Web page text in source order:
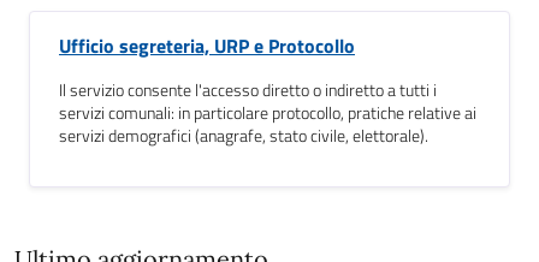
Ufficio segreteria, URP e Protocollo
Il servizio consente l'accesso diretto o indiretto a tutti i
servizi comunali: in particolare protocollo, pratiche relative ai
servizi demografici (anagrafe, stato civile, elettorale).